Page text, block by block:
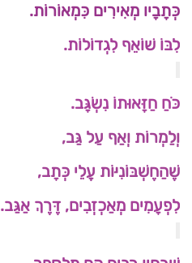
כְּתָבָיו מְאִירִים כִּמְאוֹרוֹת.
לִבּוֹ שׁוֹאֵף לִגְדוֹלוֹת.
כֹּחַ חַזָּאוּתוֹ נִשְׂגָּב.
וְלַמְרוֹת וְאַף עַל גַּב,
שֶׁהַחֶשְׁבּוֹנִיּוֹת עֲלֵי כְּתָב,
לִפְעָמִים מְאַכְזְבִים, דֶּרֶךְ אַגַּב.